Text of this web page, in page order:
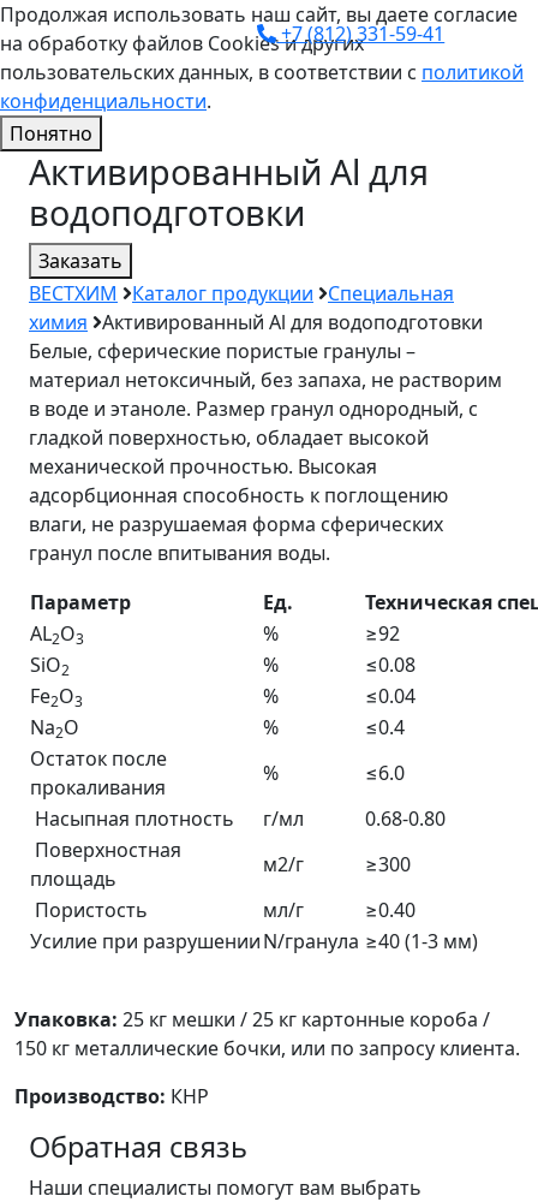
Продолжая использовать наш сайт, вы даете согласие
на обработку файлов Cookies и других
пользовательских данных, в соответствии с политикой
конфиденциальности.
Понятно
+7 (812) 331-59-41
Активированный Al для
водоподготовки
Заказать
ВЕСТХИМ
Каталог продукции
Специальная
химия Активированный Al для водоподготовки
Белые, сферические пористые гранулы –
материал нетоксичный, без запаха, не растворим
в воде и этаноле. Размер гранул однородный, с
гладкой поверхностью, обладает высокой
механической прочностью. Высокая
адсорбционная способность к поглощению
влаги, не разрушаемая форма сферических
гранул после впитывания воды.
Параметр
Ед.
Техническая
AL2O3 %
≥92
SiO2 %
≤0.08
Fe2O3 %
≤0.04
Na2O %
≤0.4
Остаток после
прокаливания
%
≤6.0
Насыпная плотность
г/мл
0.68-0.80
Поверхностная
площадь
м2/г
≥300
Пористость
мл/г
≥0.40
Усилие при разрушенииN/гранула ≥40 (1-3 мм)
Упаковка: 25 кг мешки / 25 кг картонные короба /
150 кг металлические бочки, или по запросу клиента.
Производство: КНР
Обратная связь
Наши специалисты помогут вам выбрать